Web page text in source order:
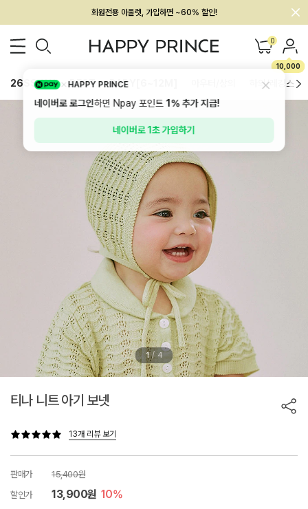
멤버십 최대 28,000원 혜택
0
10,000
26SS 신상 BEST BABY[6~12M] 하의/레깅스
1 / 4
티나 니트 아기 보넷
13개 리뷰 보기
판매가
15,400원
할인가
13,900원 10%
HAPPY PRINCE
네이버로 로그인하면 Npay 포인트1%추가 지급!
네이버로 1초 가입하기